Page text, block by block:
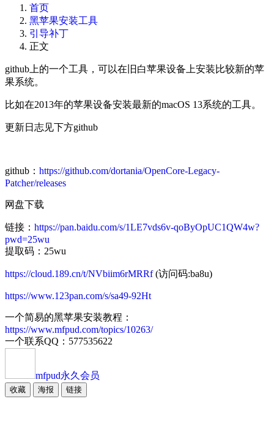
首页
黑苹果安装工具
引导补丁
正文
github上的一个工具，可以在旧白苹果设备上安装比较新的苹
果系统。
比如在2013年的苹果设备安装最新的macOS 13系统的工具。
更新日志见下方github
github： https://github.com/dortania/OpenCore-Legacy-
Patcher/releases
网盘下载
链接： https://pan.baidu.com/s/1LE7vds6v-qoByOpUC1QW4w?
pwd=25wu
提取码：25wu
https://cloud.189.cn/t/NVbiim6rMRRf(访问码:ba8u)
https://www.123pan.com/s/sa49-92Ht
一个简易的黑苹果安装教程：
https://www.mfpud.com/topics/10263/
一个联系QQ：577535622
mfpud永久会员
收藏 海报 链接